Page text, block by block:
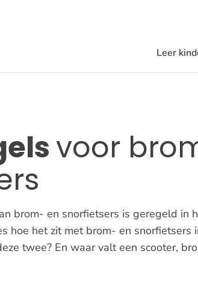
Leer
voor
brom- en snorfietsers is geregeld in
hoe het zit met brom- en snorfietsers
twee? En waar valt een scooter,